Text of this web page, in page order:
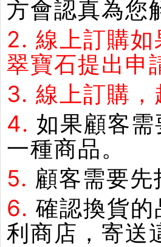
方會認真為您
2. 線上訂購
翠寶石提出申
3. 線上訂購
4. 如果顧客
一種商品。
5. 顧客需要
6. 確認換貨
利商店，寄送